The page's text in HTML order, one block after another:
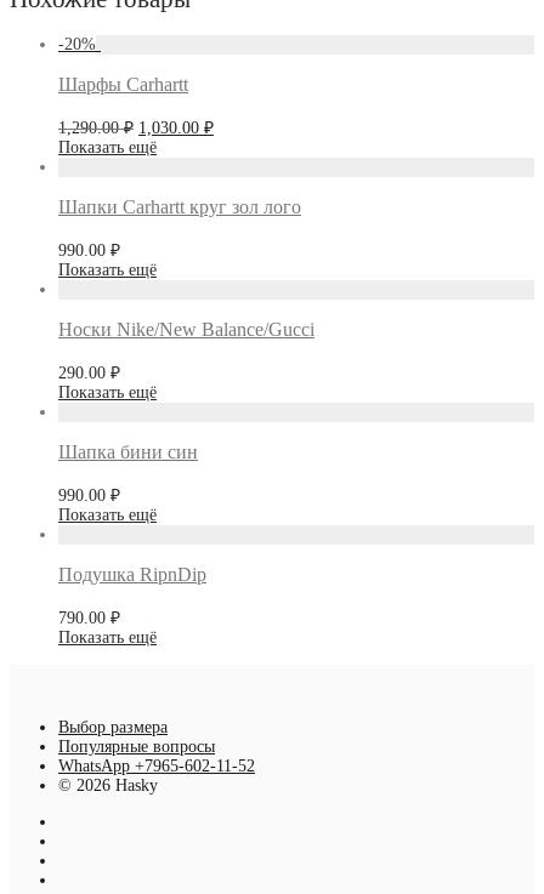
-20%
Шарфы Carhartt
1,290.00₽ Первоначальная
цена
составляла
1,030.00 ₽Текущая
Показать ещё
Шапки Carhartt круг зол лого
990.00 ₽
Показать ещё
Носки Nike/New Balance/Gucci
290.00 ₽
Показать ещё
Шапка бини син
990.00 ₽
Показать ещё
Подушка RipnDip
790.00 ₽
Показать ещё
Выбор размера
Популярные вопросы
WhatsApp +7965-602-11-52
© 2026 Hasky